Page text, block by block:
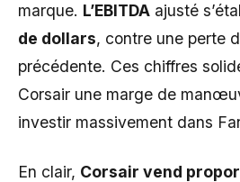
marque. L’EBITDA ajusté
de dollars, contre une perte
précédente. Ces chiffres
Corsair une marge de
investir massivement dans
En clair, Corsair vend